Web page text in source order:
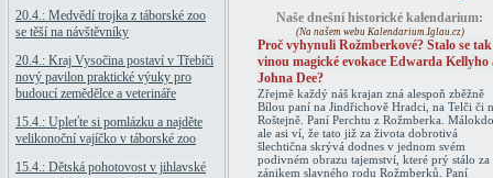
20.4.: Medvědí trojka z táborské zoo
se těší na návštěvníky
20.4.: Kraj Vysočina postaví v Třebíči
nový pavilon praktické výuky pro
budoucí zemědělce a veterináře
15.4.: Upleťte si pomlázku a najděte
velikonoční vajíčko v táborské zoo
15.4.: Dětská pohotovost v jihlavské
Naše dnešní historické kalendarium:
(Na našem webu Kalendarium.Iglau.cz)
Proč vyhynuli Rožmberkové? Stalo se tak
vinou magické evokace Edwarda Kellyho
Johna Dee?
Zřejmě každý náš krajan zná alespoň zběžně
Bílou paní na Jindřichově Hradci, na Telči či
Roštejně. Paní Perchtu z Rožmberka. Málokdo
ale asi ví, že tato již za života dobrotivá
šlechtična skrývá dodnes v jednom svém
podivném obrazu tajemství, které prý stálo za
zánikem slavného rodu Rožmberků. Paní